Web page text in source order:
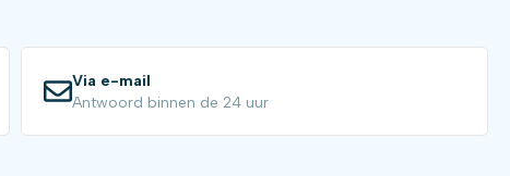
Via e-mail
Antwoord binnen de 24 uur